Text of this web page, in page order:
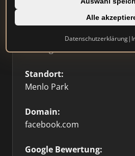
Alle
Datenschutzerklärung|
Sonstige
Standort:
Menlo Park
Domain:
facebook.com
Google Bewertung: